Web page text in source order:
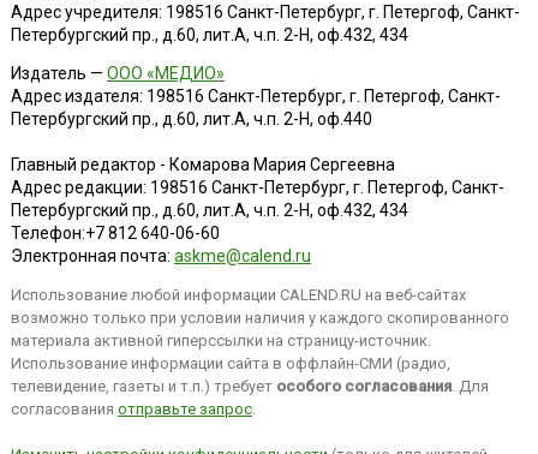
Адрес учредителя: 198516 Санкт-Петербург, г. Петергоф, Санкт-
Петербургский пр., д.60, лит.А, ч.п. 2-Н, оф.432, 434
Издатель — ООО «МЕДИО»
Адрес издателя: 198516 Санкт-Петербург, г. Петергоф, Санкт-
Петербургский пр., д.60, лит.А, ч.п. 2-Н, оф.440
Главный редактор - Комарова Мария Сергеевна
Адрес редакции: 198516 Санкт-Петербург, г. Петергоф, Санкт-
Петербургский пр., д.60, лит.А, ч.п. 2-Н, оф.432, 434
Телефон:+7 812 640-06-60
Электронная почта: askme@calend.ru
Использование любой информации CALEND.RU на веб-сайтах
возможно только при условии наличия у каждого скопированного
материала активной гиперссылки на страницу-источник.
Использование информации сайта в оффлайн-СМИ (радио,
телевидение, газеты и т.п.) требует особого согласования. Для
согласования отправьте запрос.